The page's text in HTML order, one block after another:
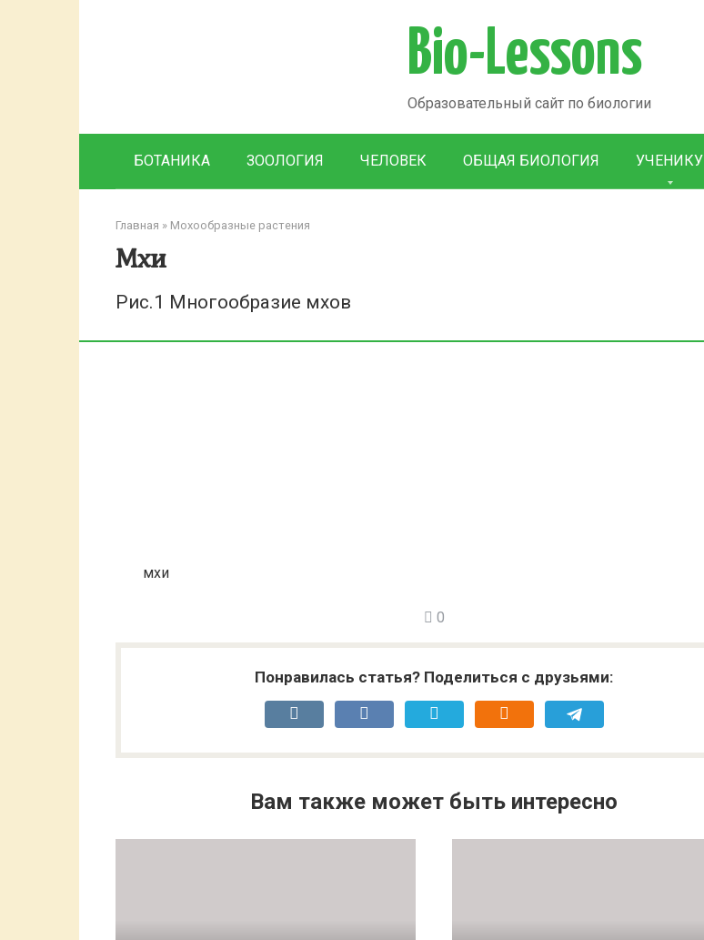
Bio-Lessons
Образовательный сайт по биологии
БОТАНИКА ЗООЛОГИЯ ЧЕЛОВЕК ОБЩАЯ БИОЛОГИЯ УЧЕНИКУ
Главная » Мохообразные растения
Мхи
Рис.1 Многообразие мхов
мхи
0
Понравилась статья? Поделиться с друзьями:
Вам также может быть интересно